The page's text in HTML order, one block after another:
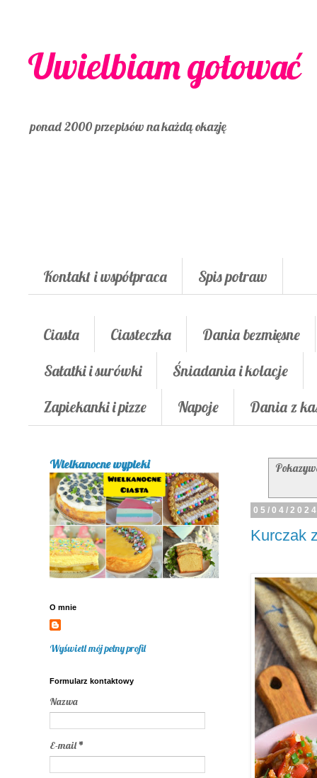
Uwielbiam gotować
ponad 2000 przepisów na każdą okazję
Kontakt i współpraca Spis potraw
Ciasta Ciasteczka
Dania bezmięsne
Sałatki i surówki
Śniadania i kolacje
Zapiekanki i pizze
Napoje Dania z
05/04/
Kurczak
Wielkanocne wypieki
O mnie
Wyświetl mój pełny profil
Formularz kontaktowy
Nazwa
E-mail*